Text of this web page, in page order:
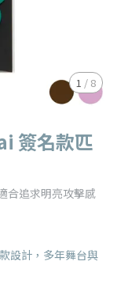
1 / 8
簽名款匹
合追求明亮攻擊感
設計，多年舞台與